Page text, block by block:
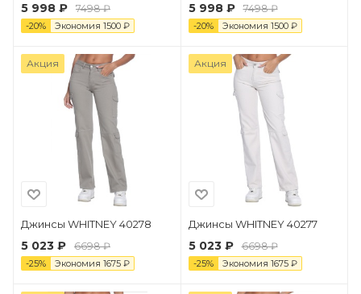
5 998 ₽ 7498 ₽
-20% Экономия 1500 ₽
5 998 ₽ 7498 ₽
-20% Экономия 1500₽
Акция
Джинсы WHITNEY 40278
5 023 ₽ 6698 ₽
-25% Экономия 1675 ₽
Акция
Джинсы WHITNEY 40277
5 023 ₽ 6698 ₽
-25% Экономия 1675₽